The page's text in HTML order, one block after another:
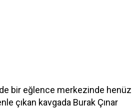
bir eğlence merkezinde henüz
çıkan kavgada Burak Çınar